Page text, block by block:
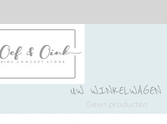
UW WINKELWAGEN
Geen producten